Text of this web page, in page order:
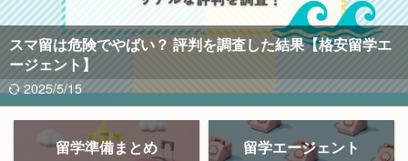
スマ留は危険でやばい？ 評判を調査した結果【格安留学エ
ージェント】
2025/5/15
留学準備まとめ 留学エージェント